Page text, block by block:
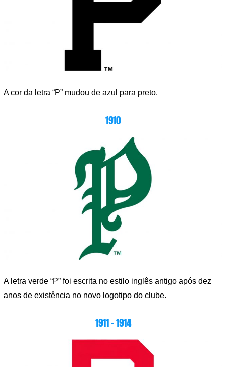
A cor da letra “P” mudou de azul para preto.
1910
A letra verde “P” foi escrita no estilo inglês antigo após dez
anos de existência no novo logotipo do clube.
1911 – 1914